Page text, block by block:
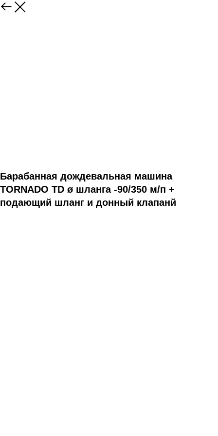
Барабанная дождевальная машина
TORNADO TD ø шланга -90/350 м/п +
подающий шланг и донный клапанй